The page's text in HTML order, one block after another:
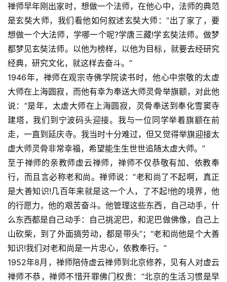
资
讯
八
点
僧
音
高
僧
访
谈
禅师早年刚出家时，想做一个法师，在他心中，法师的典范
是玄奘大师，我们看他如何叙述玄奘大师：“出了家了，要
想做一个大法师，学哪一个呢?学唐三藏!学玄奘法师。做梦
都梦见玄奘法师。以他为榜样，以他为目标，就要去经研究
经典，研究文化，就这样去奋斗。”
1946年，禅师在观宗寺佛学院读书时，他心中崇敬的太虚
大师在上海圆寂，而他有幸为奉送大师灵骨举旗额，对此他
说：“是年，太虚大师在上海圆寂，灵骨奉送到奉化雪窦寺
建塔，我们到宁波码头迎接。我与一位同学举着旗额在前
走，一直到延庆寺。我当时十分难过，但又觉得举旗迎接太
虚大师灵骨非常幸福，希望能生生世世追随太虚大师。”
至于禅师的亲教师虚云禅师，禅师不仅恭敬有加、依教奉
行，而且言必称老和尚。禅师说：“老和尚了不起啊，真正
是大善知识!几百年来就是这一个人，了不起!他的境界，他
的行愿力，他的艰苦奋斗。他管理这些东西，自己动手，什
么东西都是自己动手：自己挑泥巴，和泥巴做佛像，自己上
山砍柴，到了外面搞劳动，都是带头”；“老和尚他是个大善
知识!我们对老和尚是一片忠心，依教奉行。”
1952年8月，禅师陪侍虚云禅师到北京修养，见有人对虚云
禅师不恭，禅师不惜开罪佛门权贵：“北京的生活习惯是早